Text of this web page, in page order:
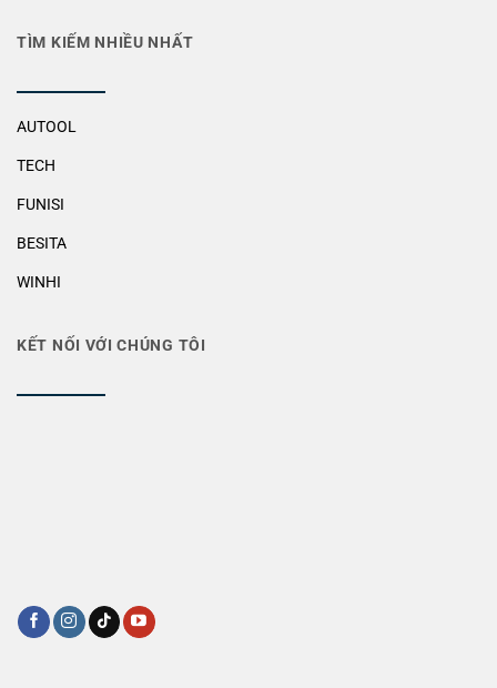
TÌM KIẾM NHIỀU NHẤT
AUTOOL
TECH
FUNISI
BESITA
WINHI
KẾT NỐI VỚI CHÚNG TÔI